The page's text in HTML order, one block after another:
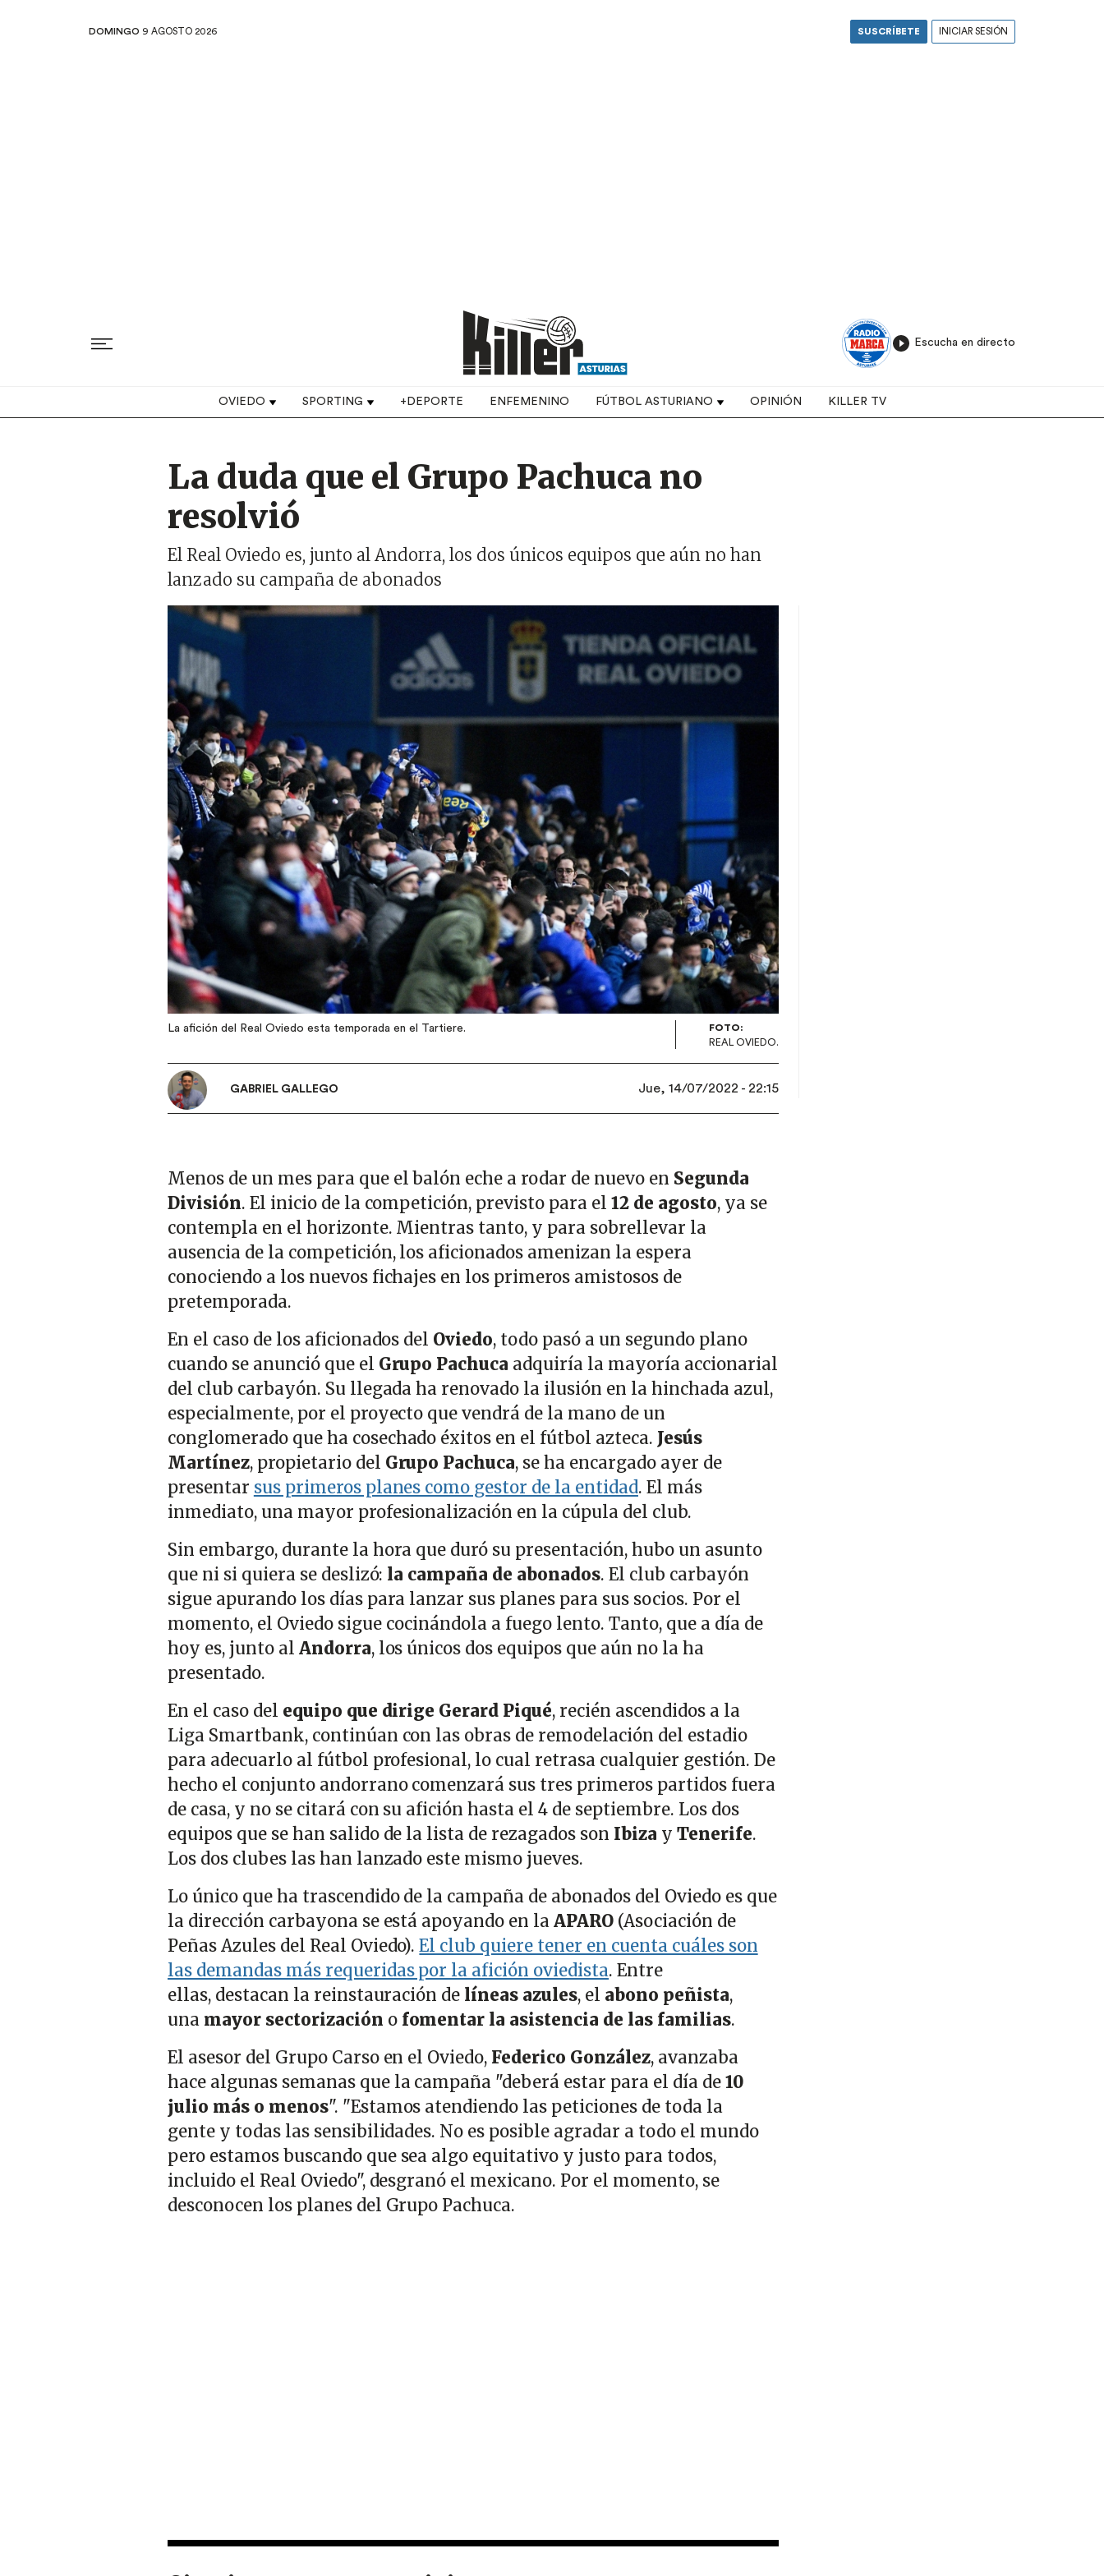
DOMINGO 9 AGOSTO 2026 SUSCRÍBETE INICIAR SESIÓN
Escucha en directo
Top navigation
OVIEDO SPORTING +DEPORTE ENFEMENINO FÚTBOL ASTURIANO OPINIÓN KILLER TV
La duda que el Grupo Pachuca no
resolvió
El Real Oviedo es, junto al Andorra, los dos únicos equipos que aún no han
lanzado su campaña de abonados
Imagen
La afición del Real Oviedo esta temporada en el Tartiere.
FOTO:
REAL OVIEDO.
GABRIEL GALLEGO Jue, 14/07/2022 - 22:15
Menos de un mes para que el balón eche a rodar de nuevo en Segunda
División. El inicio de la competición, previsto para el 12 de agosto, ya se
contempla en el horizonte. Mientras tanto, y para sobrellevar la
ausencia de la competición, los aficionados amenizan la espera
conociendo a los nuevos fichajes en los primeros amistosos de
pretemporada.
En el caso de los aficionados del Oviedo, todo pasó a un segundo plano
cuando se anunció que el Grupo Pachuca adquiría la mayoría accionarial
del club carbayón. Su llegada ha renovado la ilusión en la hinchada azul,
especialmente, por el proyecto que vendrá de la mano de un
conglomerado que ha cosechado éxitos en el fútbol azteca. Jesús
Martínez, propietario del Grupo Pachuca, se ha encargado ayer de
presentar sus primeros planes como gestor de la entidad. El más
inmediato, una mayor profesionalización en la cúpula del club.
Sin embargo, durante la hora que duró su presentación, hubo un asunto
que ni si quiera se deslizó: la campaña de abonados. El club carbayón
sigue apurando los días para lanzar sus planes para sus socios. Por el
momento, el Oviedo sigue cocinándola a fuego lento. Tanto, que a día de
hoy es, junto al Andorra, los únicos dos equipos que aún no la ha
presentado.
En el caso del equipo que dirige Gerard Piqué, recién ascendidos a la
Liga Smartbank, continúan con las obras de remodelación del estadio
para adecuarlo al fútbol profesional, lo cual retrasa cualquier gestión. De
hecho el conjunto andorrano comenzará sus tres primeros partidos fuera
de casa, y no se citará con su afición hasta el 4 de septiembre. Los dos
equipos que se han salido de la lista de rezagados son Ibiza y Tenerife.
Los dos clubes las han lanzado este mismo jueves.
Lo único que ha trascendido de la campaña de abonados del Oviedo es que
la dirección carbayona se está apoyando en laAPARO (Asociación de
Peñas Azules del Real Oviedo).El club quiere tener en cuenta cuáles son
las demandas más requeridas por la afición oviedista. Entre
ellas, destacan la reinstauración de líneas azules, el abono peñista,
una mayor sectorización ofomentar la asistencia de las familias.
El asesor del Grupo Carso en el Oviedo, Federico González, avanzaba
hace algunas semanas que la campaña "deberá estar para el día de10
julio más o menos". "Estamos atendiendo las peticiones de toda la
gente y todas las sensibilidades. No es posible agradar a todo el mundo
pero estamos buscando que sea algo equitativo y justo para todos,
incluido el Real Oviedo", desgranó el mexicano. Por el momento, se
desconocen los planes del Grupo Pachuca.